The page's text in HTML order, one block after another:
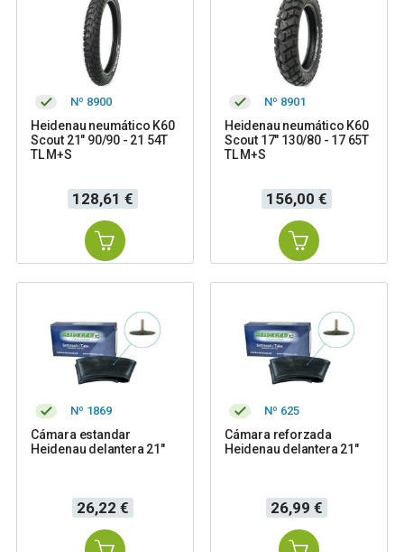
Nº 8900
Heidenau neumático K60
Scout 21" 90/90 - 21 54T
TL M+S
Precio
128,61 €
Nº 8901
Heidenau neumático K60
Scout 17" 130/80 - 17 65T
TL M+S
Precio
156,00 €
Nº 1869
Cámara estandar
Heidenau delantera 21"
Precio
26,22 €
Nº 625
Cámara reforzada
Heidenau delantera 21"
Precio
26,99 €